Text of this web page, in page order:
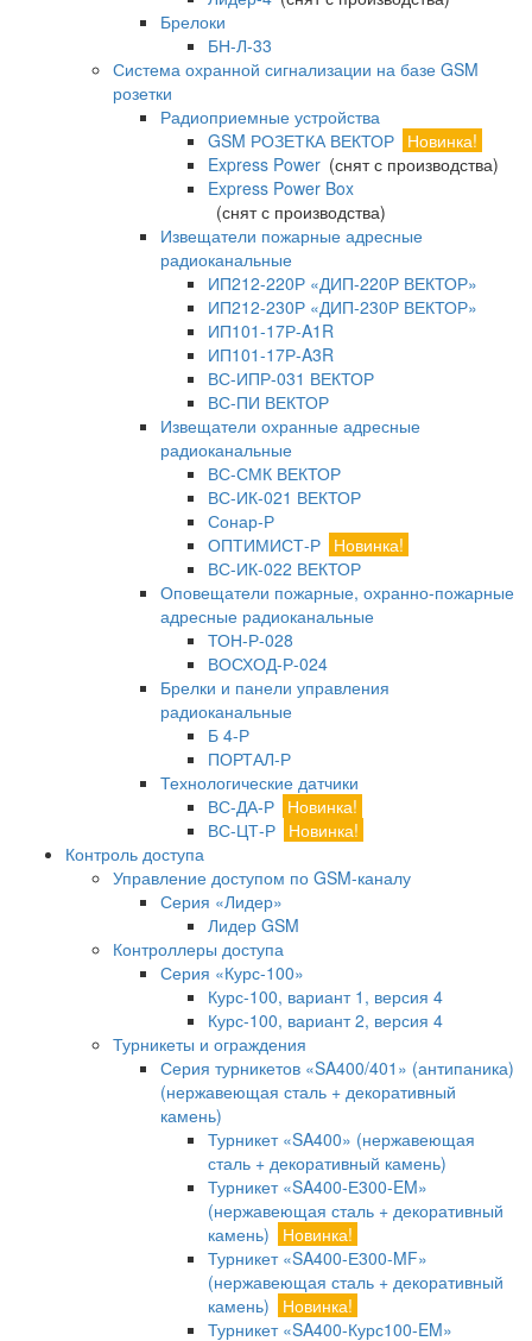
Брелоки
БН-Л-33
Система охранной сигнализации на базе GSM
розетки
Радиоприемные устройства
GSM РОЗЕТКА ВЕКТОР Новинка!
Express Power (снят с производства)
Express Power Box
(снят с производства)
Извещатели пожарные адресные
радиоканальные
ИП212-220Р «ДИП-220Р ВЕКТОР»
ИП212-230Р «ДИП-230Р ВЕКТОР»
ИП101-17Р-A1R
ИП101-17Р-A3R
ВС-ИПР-031 ВЕКТОР
ВС-ПИ ВЕКТОР
Извещатели охранные адресные
радиоканальные
ВС-СМК ВЕКТОР
ВС-ИК-021 ВЕКТОР
Сонар-Р
ОПТИМИСТ-Р Новинка!
ВС-ИК-022 ВЕКТОР
Оповещатели пожарные, охранно-пожарные
адресные радиоканальные
ТОН-Р-028
ВОСХОД-Р-024
Брелки и панели управления
радиоканальные
Б 4-Р
ПОРТАЛ-Р
Технологические датчики
ВС-ДА-Р Новинка!
ВС-ЦТ-Р Новинка!
Контроль доступа
Управление доступом по GSM-каналу
Серия «Лидер»
Лидер GSM
Контроллеры доступа
Серия «Курс-100»
Курс-100, вариант 1, версия 4
Курс-100, вариант 2, версия 4
Турникеты и ограждения
Серия турникетов «SA400/401» (антипаника)
(нержавеющая сталь + декоративный
камень)
Турникет «SA400» (нержавеющая
сталь + декоративный камень)
Турникет «SA400-Е300-EM»
(нержавеющая сталь + декоративный
камень)
Новинка!
Турникет «SA400-Е300-MF»
(нержавеющая сталь + декоративный
камень)
Новинка!
Турникет «SA400-Курс100-EM»